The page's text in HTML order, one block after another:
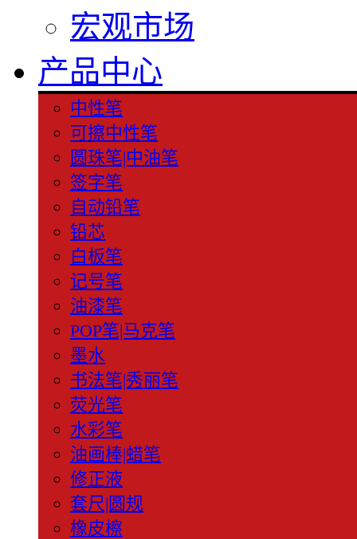
宏观市场
产品中心
中性笔
可擦中性笔
圆珠笔|中油笔
签字笔
自动铅笔
铅芯
白板笔
记号笔
油漆笔
POP笔|马克笔
墨水
书法笔|秀丽笔
荧光笔
水彩笔
油画棒|蜡笔
修正液
套尺|圆规
橡皮檫